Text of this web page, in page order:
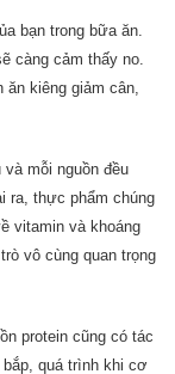
bạn trong bữa ăn.
càng cảm thấy no.
kiêng giảm cân,
và mỗi nguồn đều
ra, thực phẩm chúng
vitamin và khoáng
vô cùng quan trọng
protein cũng có tác
quá trình khi cơ